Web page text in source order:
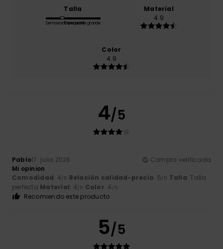
Talla
Demasiado pequeño
Demasiado grande
Material
4.9
Color
4.9
4/5
Pablo17. julio 2026
Compra verificada
Mi opinion
Comodidad: 4/5 Relación calidad-precio: 5/5 Talla: Talla
perfecta Material: 4/5 Color: 4 /5
Recomiendo este producto
5/5